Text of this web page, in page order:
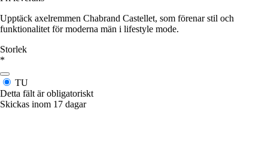
Upptäck axelremmen Chabrand Castellet, som förenar stil och
funktionalitet för moderna män i lifestyle mode.
Storlek
*
TU
Detta fält är obligatoriskt
Skickas inom 17 dagar